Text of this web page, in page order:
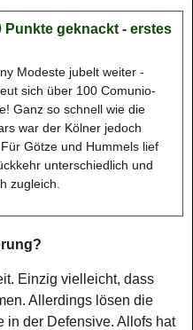
Punkte geknackt - erstes
Modeste jubelt weiter -
sich über 100 Comunio-
Ganz so schnell wie die
war der Kölner jedoch
Götze und Hummels lief
unterschiedlich und
zugleich.
Einzig vielleicht, dass
Allerdings lösen die
in der Defensive. Allofs hat